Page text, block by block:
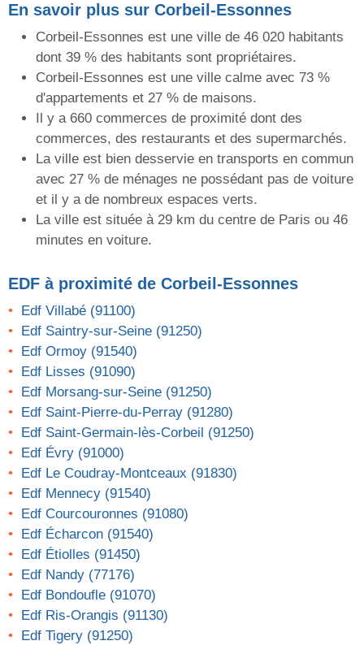
En savoir plus sur Corbeil-Essonnes
Corbeil-Essonnes est une ville de 46 020 habitants
dont 39 % des habitants sont propriétaires.
Corbeil-Essonnes est une ville calme avec 73 %
d'appartements et 27 % de maisons.
Il y a 660 commerces de proximité dont des
commerces, des restaurants et des supermarchés.
La ville est bien desservie en transports en commun
avec 27 % de ménages ne possédant pas de voiture
et il y a de nombreux espaces verts.
La ville est située à 29 km du centre de Paris ou 46
minutes en voiture.
EDF à proximité de Corbeil-Essonnes
Edf Villabé (91100)
Edf Saintry-sur-Seine (91250)
Edf Ormoy (91540)
Edf Lisses (91090)
Edf Morsang-sur-Seine (91250)
Edf Saint-Pierre-du-Perray (91280)
Edf Saint-Germain-lès-Corbeil (91250)
Edf Évry (91000)
Edf Le Coudray-Montceaux (91830)
Edf Mennecy (91540)
Edf Courcouronnes (91080)
Edf Écharcon (91540)
Edf Étiolles (91450)
Edf Nandy (77176)
Edf Bondoufle (91070)
Edf Ris-Orangis (91130)
Edf Tigery (91250)